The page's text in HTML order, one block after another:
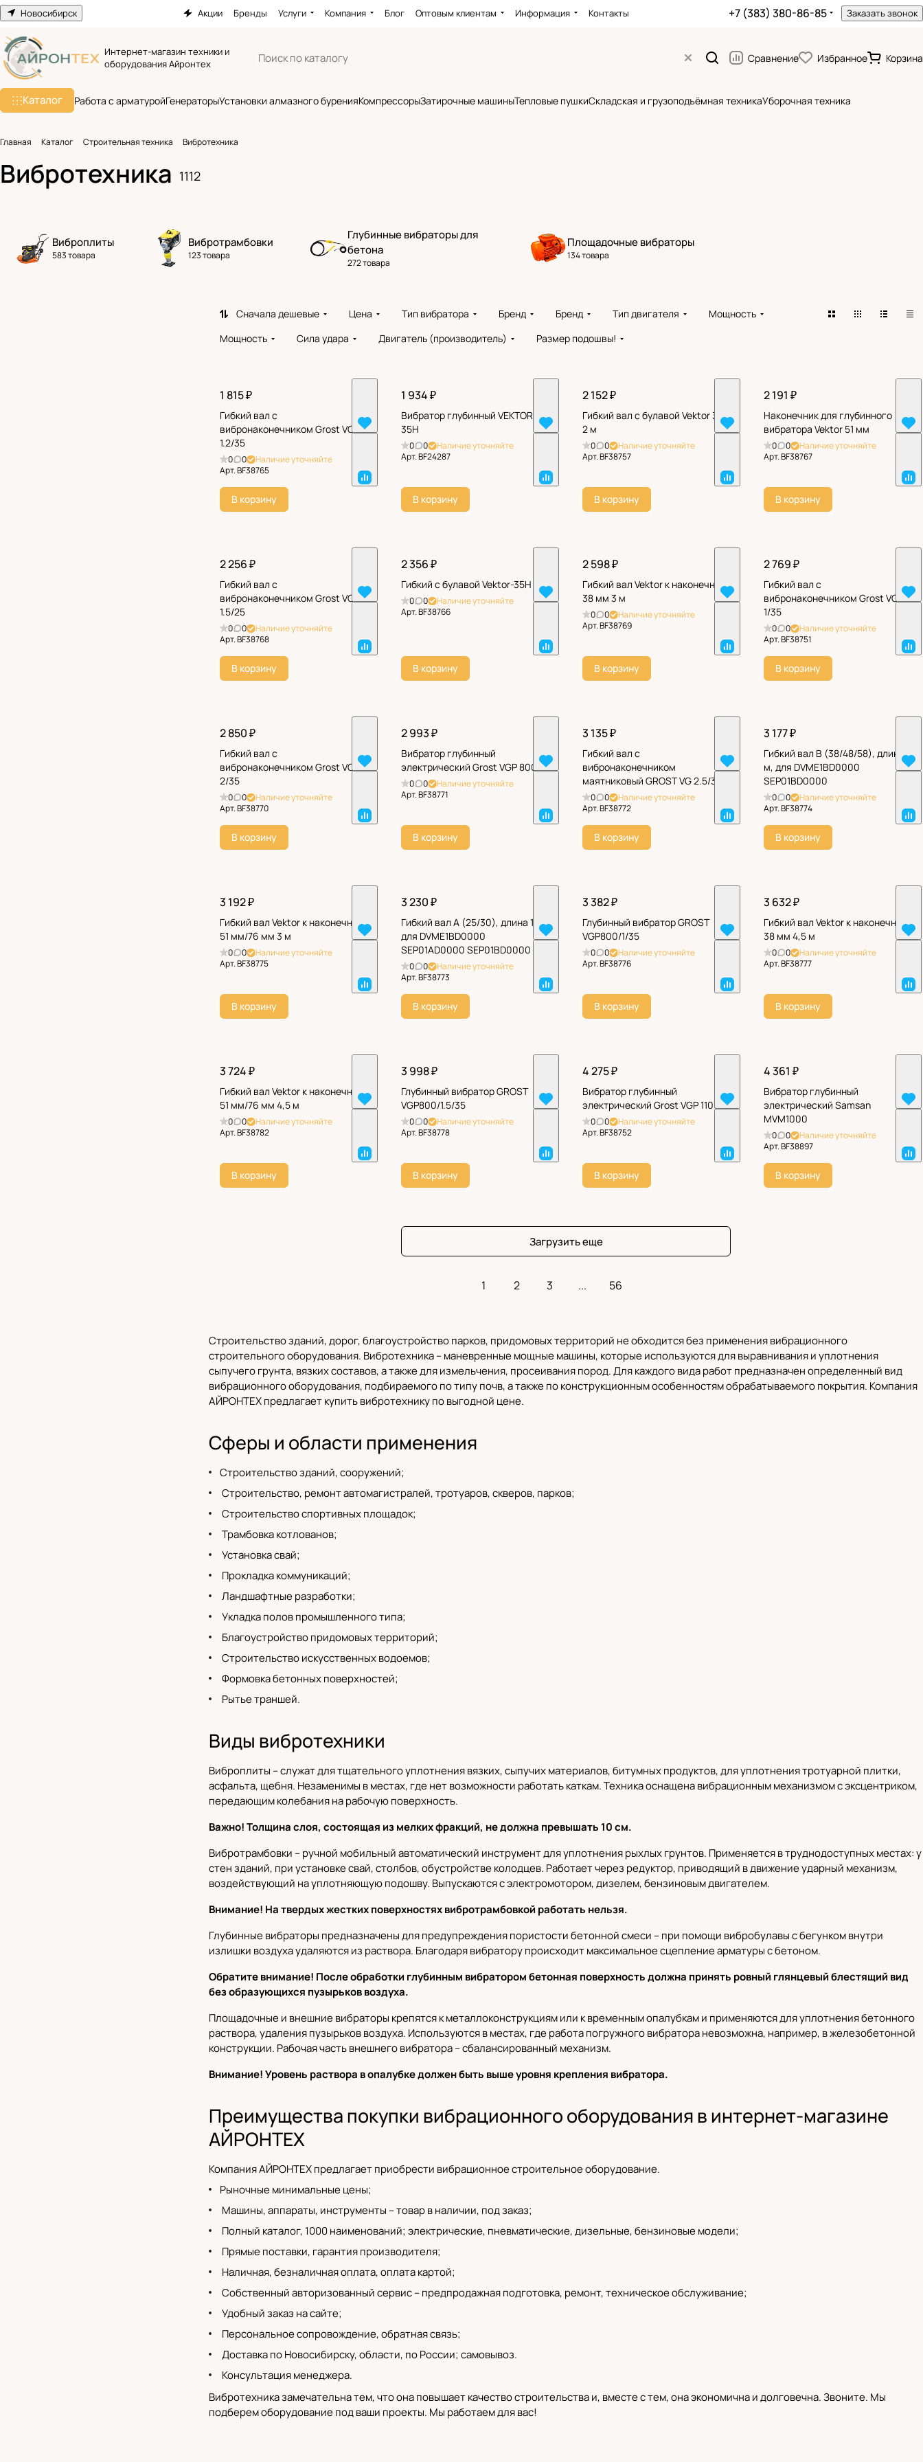
Новосибирск Акции Бренды Услуги Компания Блог Оптовым клиентам Информация Контакты +7 (383) 380-86-85 Заказать звонок
Интернет-магазин техники и
оборудования Айронтех
Сравнение Избранное Корзина
Каталог Работа с арматуройГенераторыУстановки алмазного буренияКомпрессорыЗатирочные машиныТепловые пушкиСкладская и грузоподъёмная техникаУборочная техника
Главная Каталог Строительная техника Вибротехника
Вибротехника 1112
Виброплиты
583 товара
Вибротрамбовки
123 товара
Глубинные вибраторы для
бетона
272 товара
Площадочные вибраторы
134 товара
Сначала дешевые Цена Тип вибратора Бренд Бренд Тип двигателя
Мощность
Мощность
Сила удара Двигатель (производитель) Размер подошвы!
1 815 ₽
Гибкий вал с
вибронаконечником Grost VG
1.2/35
0 0
Наличие уточняйте
Арт.BF38765
В корзину
1 934 ₽
Вибратор глубинный VEKTOR-
35H
0 0
Наличие уточняйте
Арт.BF24287
В корзину
2 152 ₽
Гибкий вал с булавой Vektor 35H
2 м
0 0
Наличие уточняйте
Арт.BF38757
В корзину
2 191 ₽
Наконечник для глубинного
вибратора Vektor 51 мм
0 0
Наличие уточняйте
Арт.BF38767
В корзину
2 256 ₽
Гибкий вал с
вибронаконечником Grost VG
1.5/25
0 0
Наличие уточняйте
Арт.BF38768
В корзину
2 356 ₽
Гибкий с булавой Vektor-35H
0 0
Наличие уточняйте
Арт.BF38766
В корзину
2 598 ₽
Гибкий вал Vektor к наконечнику
38 мм 3 м
0 0
Наличие уточняйте
Арт.BF38769
В корзину
2 769 ₽
Гибкий вал с
вибронаконечником Grost VG
1/35
0 0
Наличие уточняйте
Арт.BF38751
В корзину
2 850 ₽
Гибкий вал с
вибронаконечником Grost VG
2/35
0 0
Наличие уточняйте
Арт.BF38770
В корзину
2 993 ₽
Вибратор глубинный
электрический Grost VGP 800
0 0
Наличие уточняйте
Арт.BF38771
В корзину
3 135 ₽
Гибкий вал с
вибронаконечником
маятниковый GROST VG 2.5/35
0 0
Наличие уточняйте
Арт.BF38772
В корзину
3 177 ₽
Гибкий вал B (38/48/58), длина 1
м, для DVME1BD0000
SEP01BD0000
0 0
Наличие уточняйте
Арт.BF38774
В корзину
3 192 ₽
Гибкий вал Vektor к наконечнику
51 мм/76 мм 3 м
0 0
Наличие уточняйте
Арт.BF38775
В корзину
3 230 ₽
Гибкий вал A (25/30), длина 1 м,
для DVME1BD0000
SEP01AD0000 SEP01BD0000
0 0
Наличие уточняйте
Арт.BF38773
В корзину
3 382 ₽
Глубинный вибратор GROST
VGP800/1/35
0 0
Наличие уточняйте
Арт.BF38776
В корзину
3 632 ₽
Гибкий вал Vektor к наконечнику
38 мм 4,5 м
0 0
Наличие уточняйте
Арт.BF38777
В корзину
3 724 ₽
Гибкий вал Vektor к наконечнику
51 мм/76 мм 4,5 м
0 0
Наличие уточняйте
Арт.BF38782
В корзину
3 998 ₽
Глубинный вибратор GROST
VGP800/1.5/35
0 0
Наличие уточняйте
Арт.BF38778
В корзину
4 275 ₽
Вибратор глубинный
электрический Grost VGP 1100
0 0
Наличие уточняйте
Арт.BF38752
В корзину
4 361 ₽
Вибратор глубинный
электрический Samsan
MVM1000
0 0
Наличие уточняйте
Арт.BF38897
В корзину
Загрузить еще
1 2 3 ... 56
Строительство зданий, дорог, благоустройство парков, придомовых территорий не обходится без применения вибрационного
строительного оборудования. Вибротехника – маневренные мощные машины, которые используются для выравнивания и уплотнения
сыпучего грунта, вязких составов, а также для измельчения, просеивания пород. Для каждого вида работ предназначен определенный вид
вибрационного оборудования, подбираемого по типу почв, а также по конструкционным особенностям обрабатываемого покрытия. Компания
АЙРОНТЕХпредлагает купить вибротехнику по выгодной цене.
Сферы и области применения
Строительство зданий, сооружений;
Строительство, ремонт автомагистралей, тротуаров, скверов, парков;
Строительство спортивных площадок;
Трамбовка котлованов;
Установка свай;
Прокладка коммуникаций;
Ландшафтные разработки;
Укладка полов промышленного типа;
Благоустройство придомовых территорий;
Строительство искусственных водоемов;
Формовка бетонных поверхностей;
Рытье траншей.
Виды вибротехники
Виброплиты – служат для тщательного уплотнения вязких, сыпучих материалов, битумных продуктов, для уплотнения тротуарной плитки,
асфальта, щебня. Незаменимы в местах, где нет возможности работать каткам. Техника оснащена вибрационным механизмом с эксцентриком,
передающим колебания на рабочую поверхность.
Важно! Толщина слоя, состоящая из мелких фракций, не должна превышать 10 см.
Вибротрамбовки – ручной мобильный автоматический инструмент для уплотнения рыхлых грунтов. Применяется в труднодоступных местах: у
стен зданий, при установке свай, столбов, обустройстве колодцев. Работает через редуктор, приводящий в движение ударный механизм,
воздействующий на уплотняющую подошву. Выпускаются с электромотором, дизелем, бензиновым двигателем.
Внимание! На твердых жестких поверхностях вибротрамбовкой работать нельзя.
Глубинные вибраторы предназначены для предупреждения пористости бетонной смеси – при помощи вибробулавы с бегунком внутри
излишки воздуха удаляются из раствора. Благодаря вибратору происходит максимальное сцепление арматуры с бетоном.
Обратите внимание! После обработки глубинным вибратором бетонная поверхность должна принять ровный глянцевый блестящий вид
без образующихся пузырьков воздуха.
Площадочные и внешние вибраторы крепятся к металлоконструкциям или к временным опалубкам и применяются для уплотнения бетонного
раствора, удаления пузырьков воздуха. Используются в местах, где работа погружного вибратора невозможна, например, в железобетонной
конструкции. Рабочая часть внешнего вибратора – сбалансированный механизм.
Внимание! Уровень раствора в опалубке должен быть выше уровня крепления вибратора.
Преимущества покупки вибрационного оборудования в интернет-магазине
АЙРОНТЕХ
Компания АЙРОНТЕХ предлагает приобрести вибрационное строительное оборудование.
Рыночные минимальные цены;
Машины, аппараты, инструменты – товар в наличии, под заказ;
Полный каталог, 1000 наименований; электрические, пневматические,дизельные,бензиновые модели;
Прямые поставки, гарантия производителя;
Наличная, безналичная оплата, оплата картой;
Собственныйавторизованный сервис– предпродажная подготовка, ремонт, техническое обслуживание;
Удобный заказ на сайте;
Персональное сопровождение, обратная связь;
Доставка по Новосибирску, области, по России; самовывоз.
Консультация менеджера.
Вибротехника замечательна тем, что она повышает качество строительства и, вместе с тем, она экономична и долговечна. Звоните. Мы
подберем оборудование под ваши проекты. Мы работаем для вас!